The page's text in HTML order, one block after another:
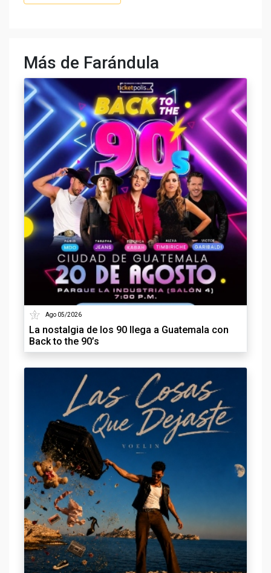
Más de Farándula
Ago 05/2026
La nostalgia de los 90 llega a Guatemala con
Back to the 90’s